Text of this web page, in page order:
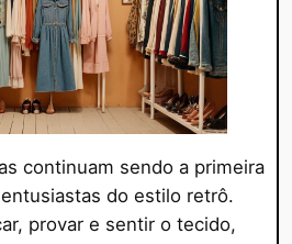
continuam sendo a primeira
do estilo retrô.
provar e sentir o tecido,